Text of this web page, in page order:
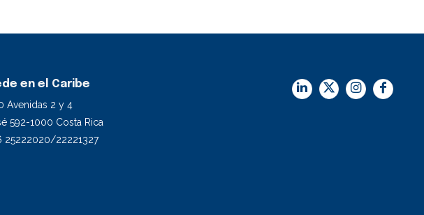
en el Caribe
Avenidas 2 y 4
592-1000 Costa Rica
25222020/22221327